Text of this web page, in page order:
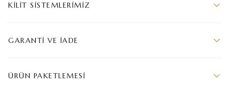
KILIT SISTEMLERIMIZ
GARANTI VE İADE
ÜRÜN PAKETLEMESI